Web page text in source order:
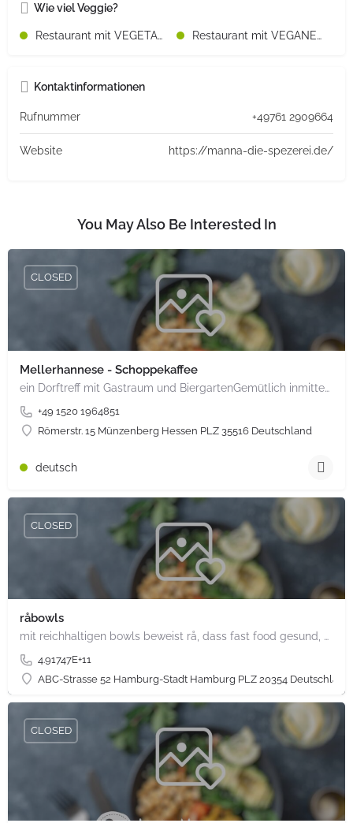
Wie viel Veggie?
Restaurant mit VEGETARISCHEN Speisen Restaurant mit VEGANEN Speisen
Kontaktinformationen
Rufnummer +49761 2909664
Website https://manna-die-spezerei.de/
You May Also Be Interested In
Mellerhannese - Schoppekaffee
ein Dorftreff mit Gastraum und BiergartenGemütlich inmitten unserem idyllischen Trais Münzenberg, entlang…
+49 1520 1964851
Römerstr. 15 Münzenberg Hessen PLZ 35516 Deutschland
CLOSED
deutsch
råbowls
mit reichhaltigen bowls beweist rå, dass fast food gesund, nachhaltig und hundertprozentig vegan sein kann.…
4.91747E+11
ABC-Strasse 52 Hamburg-Stadt Hamburg PLZ 20354 Deutschland
CLOSED
CLOSED